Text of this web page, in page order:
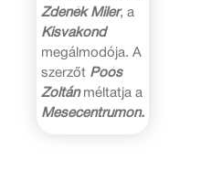
Zdeněk Miler, a
Kisvakond
megálmodója. A
szerzőt Poós
Zoltán méltatja a
Mesecentrumon.